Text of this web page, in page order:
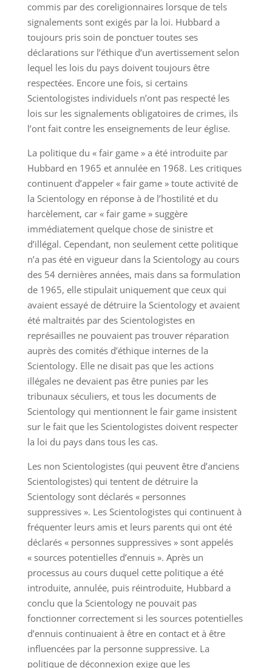
commis par des coreligionnaires lorsque de tels
signalements sont exigés par la loi. Hubbard a
toujours pris soin de ponctuer toutes ses
déclarations sur l’éthique d’un avertissement selon
lequel les lois du pays doivent toujours être
respectées. Encore une fois, si certains
Scientologistes individuels n’ont pas respecté les
lois sur les signalements obligatoires de crimes, ils
l’ont fait contre les enseignements de leur église.
La politique du « fair game » a été introduite par
Hubbard en 1965 et annulée en 1968. Les critiques
continuent d’appeler « fair game » toute activité de
la Scientology en réponse à de l’hostilité et du
harcèlement, car « fair game » suggère
immédiatement quelque chose de sinistre et
d’illégal. Cependant, non seulement cette politique
n’a pas été en vigueur dans la Scientology au cours
des 54 dernières années, mais dans sa formulation
de 1965, elle stipulait uniquement que ceux qui
avaient essayé de détruire la Scientology et avaient
été maltraités par des Scientologistes en
représailles ne pouvaient pas trouver réparation
auprès des comités d’éthique internes de la
Scientology. Elle ne disait pas que les actions
illégales ne devaient pas être punies par les
tribunaux séculiers, et tous les documents de
Scientology qui mentionnent le fair game insistent
sur le fait que les Scientologistes doivent respecter
la loi du pays dans tous les cas.
Les non Scientologistes (qui peuvent être d’anciens
Scientologistes) qui tentent de détruire la
Scientology sont déclarés « personnes
suppressives ». Les Scientologistes qui continuent à
fréquenter leurs amis et leurs parents qui ont été
déclarés « personnes suppressives » sont appelés
« sources potentielles d’ennuis ». Après un
processus au cours duquel cette politique a été
introduite, annulée, puis réintroduite, Hubbard a
conclu que la Scientology ne pouvait pas
fonctionner correctement si les sources potentielles
d’ennuis continuaient à être en contact et à être
influencées par la personne suppressive. La
politique de déconnexion exige que les